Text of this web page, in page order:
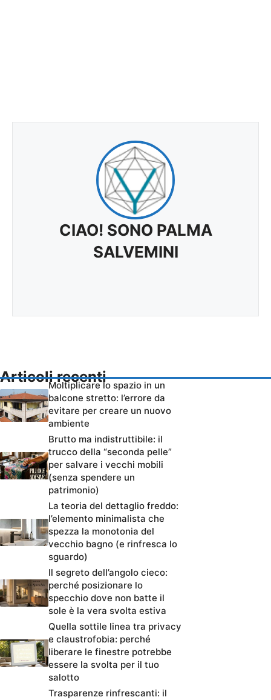
CIAO! SONO PALMA
SALVEMINI
Articoli recenti
Moltiplicare lo spazio in un
balcone stretto: l’errore da
evitare per creare un nuovo
ambiente
Brutto ma indistruttibile: il
trucco della “seconda pelle”
per salvare i vecchi mobili
(senza spendere un
patrimonio)
La teoria del dettaglio freddo:
l’elemento minimalista che
spezza la monotonia del
vecchio bagno (e rinfresca lo
sguardo)
Il segreto dell’angolo cieco:
perché posizionare lo
specchio dove non batte il
sole è la vera svolta estiva
Quella sottile linea tra privacy
e claustrofobia: perché
liberare le finestre potrebbe
essere la svolta per il tuo
salotto
Trasparenze rinfrescanti: il